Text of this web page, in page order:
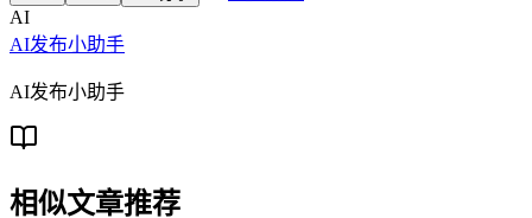
AI
AI发布小助手
AI发布小助手
相似文章推荐